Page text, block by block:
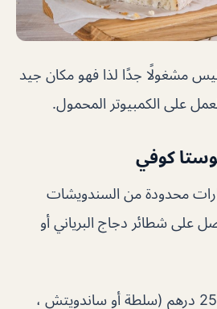
مشغولًا جدًا لذا فهو مكان جيد
على الكمبيوتر المحمول.
كوفي
محدودة من السندويشات
على شطائر دجاج البرياني أو
عرض وجبة الموظفين 25 درهم (سلطة أو ساندويتش ،